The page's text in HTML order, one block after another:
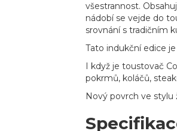
všestrannost.
nádobí se vejde do
srovnání s tradičním
Tato indukční edice
I když je toustovač
pokrmů, koláčů,
Nový povrch ve stylu